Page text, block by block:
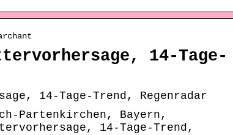
14-Tage-
14-Tage-Trend, Regenradar
Partenkirchen, Bayern,
14-Tage-Trend,